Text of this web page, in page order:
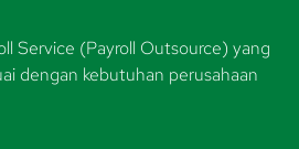
Service (Payroll Outsource) yang
dengan kebutuhan perusahaan